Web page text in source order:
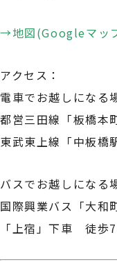
→地図(Googleマッ
アクセス：
電車でお越しになる
都営三田線「板橋
東武東上線「中板
バスでお越しになる
国際興業バス「大
「上宿」下車 徒歩